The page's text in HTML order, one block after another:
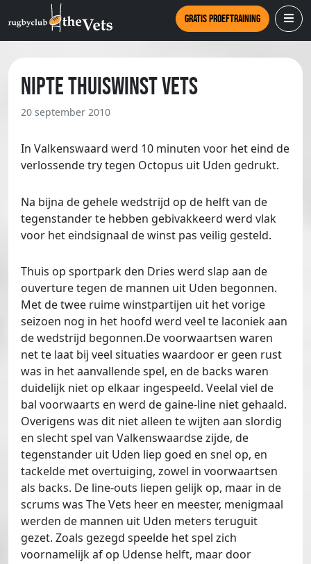
Gratis proeftraining
Nipte thuiswinst Vets
20 september 2010
In Valkenswaard werd 10 minuten voor het eind de
verlossende try tegen Octopus uit Uden gedrukt.
Na bijna de gehele wedstrijd op de helft van de
tegenstander te hebben gebivakkeerd werd vlak
voor het eindsignaal de winst pas veilig gesteld.
Thuis op sportpark den Dries werd slap aan de
ouverture tegen de mannen uit Uden begonnen.
Met de twee ruime winstpartijen uit het vorige
seizoen nog in het hoofd werd veel te laconiek aan
de wedstrijd begonnen.De voorwaartsen waren
net te laat bij veel situaties waardoor er geen rust
was in het aanvallende spel, en de backs waren
duidelijk niet op elkaar ingespeeld. Veelal viel de
bal voorwaarts en werd de gaine-line niet gehaald.
Overigens was dit niet alleen te wijten aan slordig
en slecht spel van Valkenswaardse zijde, de
tegenstander uit Uden liep goed en snel op, en
tackelde met overtuiging, zowel in voorwaartsen
als backs. De line-outs liepen gelijk op, maar in de
scrums was The Vets heer en meester, menigmaal
werden de mannen uit Uden meters teruguit
gezet. Zoals gezegd speelde het spel zich
voornamelijk af op Udense helft, maar door